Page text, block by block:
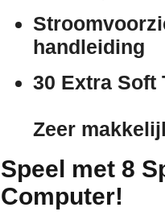
handleiding
30 Extra Soft
Zeer
Speel met 8
Computer!